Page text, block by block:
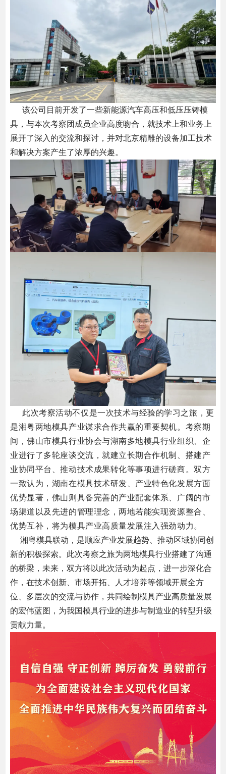
该公司目前开发了一些新能源汽车高压和低压压铸模
具，与本次考察团成员企业高度吻合，就技术上和业务上
展开了深入的交流和探讨，并对北京精雕的设备加工技术
和解决方案产生了浓厚的兴趣。
此次考察活动不仅是一次技术与经验的学习之旅，更
是湘粤两地模具产业谋求合作共赢的重要契机。 考察期
间，佛山市模具行业协会与湖南多地模具行业组织、企
业进行了多轮座谈交流，就建立长期合作机制、搭建产
业协同平台、推动技术成果转化等事项进行磋商。双方
一致认为，湖南在模具技术研发、产业特色化发展方面
优势显著，佛山则具备完善的产业配套体系、广阔的市
场渠道以及先进的管理理念，两地若能实现资源整合、
优势互补，将为模具产业高质量发展注入强劲动力。
湘粤模具联动，是顺应产业发展趋势、推动区域协同创
新的积极探索。此次考察之旅为两地模具行业搭建了沟通
的桥梁，未来，双方将以此次活动为起点，进一步深化合
作，在技术创新、市场开拓、人才培养等领域开展全方
位、多层次的交流与协作，共同绘制模具产业高质量发展
的宏伟蓝图，为我国模具行业的进步与制造业的转型升级
贡献力量。